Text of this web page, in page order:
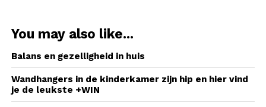
You may also like...
Balans en gezelligheid in huis
Wandhangers in de kinderkamer zijn hip en hier vind
je de leukste +WIN